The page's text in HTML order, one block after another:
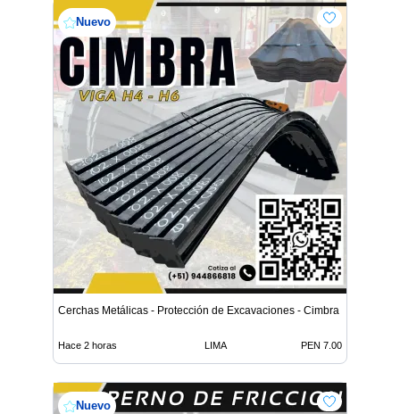
Nuevo
Cerchas Metálicas - Protección de Excavaciones - Cimbra
Hace 2 horas LIMA PEN 7.00
Nuevo